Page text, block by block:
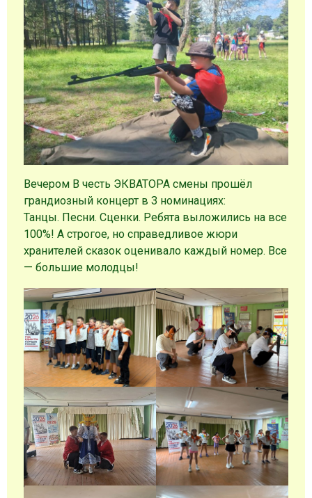
Вечером В честь ЭКВАТОРА смены прошёл
грандиозный концерт в 3 номинациях:
Танцы. Песни. Сценки. Ребята выложились на все
100%! А строгое, но справедливое жюри
хранителей сказок оценивало каждый номер. Все
— большие молодцы!